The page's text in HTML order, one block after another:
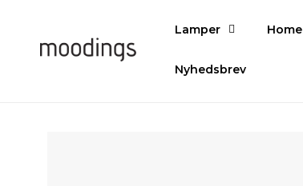
Lamper Home
Nyhedsbrev